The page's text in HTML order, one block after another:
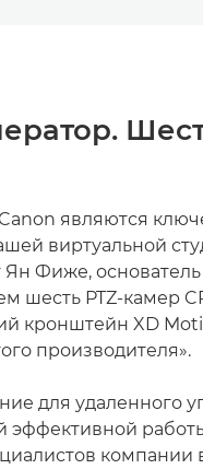
являются
виртуальной
Ян Фиже,
шесть PTZ-камер
кронштейн XD
производителя».
для удаленного
эффективной
компании